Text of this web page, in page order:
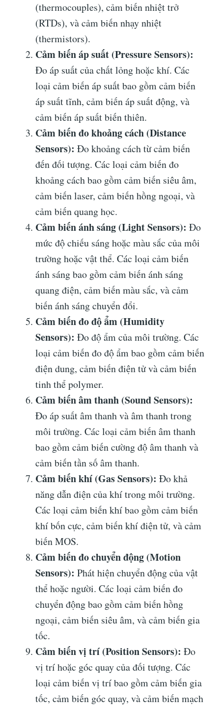
(thermocouples), cảm biến nhiệt trở
(RTDs), và cảm biến nhạy nhiệt
(thermistors).
Cảm biến áp suất (Pressure Sensors):
Đo áp suất của chất lỏng hoặc khí. Các
loại cảm biến áp suất bao gồm cảm biến
áp suất tĩnh, cảm biến áp suất động, và
cảm biến áp suất biến thiên.
Cảm biến đo khoảng cách (Distance
Sensors): Đo khoảng cách từ cảm biến
đến đối tượng. Các loại cảm biến đo
khoảng cách bao gồm cảm biến siêu âm,
cảm biến laser, cảm biến hồng ngoại, và
cảm biến quang học.
Cảm biến ánh sáng (Light Sensors): Đo
mức độ chiếu sáng hoặc màu sắc của môi
trường hoặc vật thể. Các loại cảm biến
ánh sáng bao gồm cảm biến ánh sáng
quang điện, cảm biến màu sắc, và cảm
biến ánh sáng chuyển đổi.
Cảm biến đo độ ẩm (Humidity
Sensors): Đo độ ẩm của môi trường. Các
loại cảm biến đo độ ẩm bao gồm cảm biến
điện dung, cảm biến điện tử và cảm biến
tinh thể polymer.
Cảm biến âm thanh (Sound Sensors):
Đo áp suất âm thanh và âm thanh trong
môi trường. Các loại cảm biến âm thanh
bao gồm cảm biến cường độ âm thanh và
cảm biến tần số âm thanh.
Cảm biến khí (Gas Sensors): Đo khả
năng dẫn điện của khí trong môi trường.
Các loại cảm biến khí bao gồm cảm biến
khí bốn cực, cảm biến khí điện tử, và cảm
biến MOS.
Cảm biến đo chuyển động (Motion
Sensors): Phát hiện chuyển động của vật
thể hoặc người. Các loại cảm biến đo
chuyển động bao gồm cảm biến hồng
ngoại, cảm biến siêu âm, và cảm biến gia
tốc.
Cảm biến vị trí (Position Sensors): Đo
vị trí hoặc góc quay của đối tượng. Các
loại cảm biến vị trí bao gồm cảm biến gia
tốc, cảm biến góc quay, và cảm biến mạch